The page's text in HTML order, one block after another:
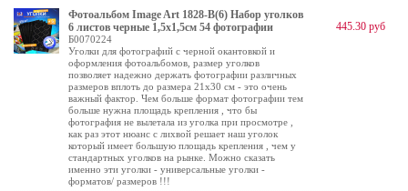
Фотоальбом Image Art 1828-В(6) Набор уголков
6 листов черные 1,5х1,5см 54 фотографии
Б0070224
Уголки для фотографий с черной окантовкой и
оформления фотоальбомов, размер уголков
позволяет надежно держать фотографии различных
размеров вплоть до размера 21х30 см - это очень
важный фактор. Чем больше формат фотографии тем
больше нужна площадь крепления , что бы
фотография не вылетала из уголка при просмотре ,
как раз этот нюанс с лихвой решает наш уголок
который имеет большую площадь крепления , чем у
стандартных уголков на рынке. Можно сказать
именно эти уголки - универсальные уголки -
форматов/ размеров !!!
445.30 руб